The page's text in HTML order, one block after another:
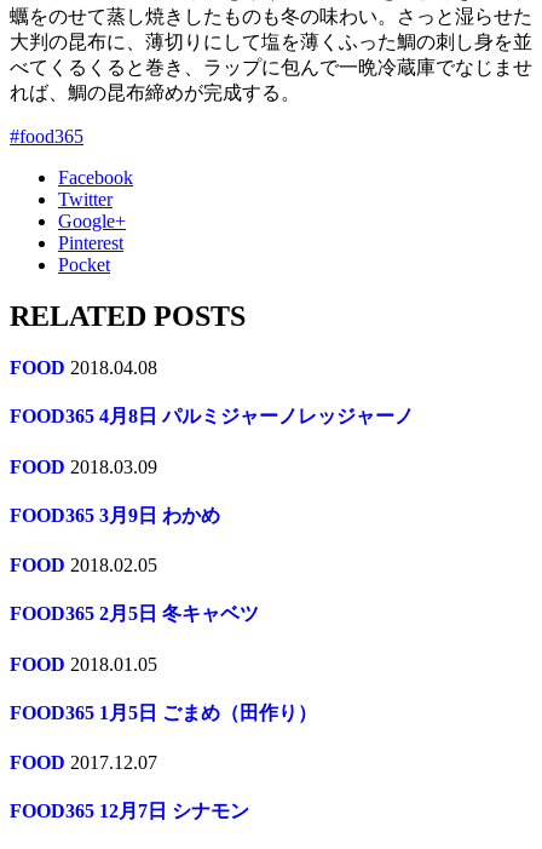
蠣をのせて蒸し焼きしたものも冬の味わい。さっと湿らせた
大判の昆布に、薄切りにして塩を薄くふった鯛の刺し身を並
べてくるくると巻き、ラップに包んで一晩冷蔵庫でなじませ
れば、鯛の昆布締めが完成する。
#food365
Facebook
Twitter
Google+
Pinterest
Pocket
RELATED POSTS
FOOD 2018.04.08
FOOD365 4月8日 パルミジャーノレッジャーノ
FOOD 2018.03.09
FOOD365 3月9日 わかめ
FOOD 2018.02.05
FOOD365 2月5日 冬キャベツ
FOOD 2018.01.05
FOOD365 1月5日 ごまめ（田作り）
FOOD 2017.12.07
FOOD365 12月7日 シナモン